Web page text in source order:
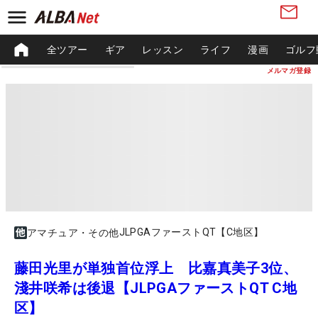
メルマガ登録
全ツアー ギア レッスン ライフ 漫画 ゴル
アマチュア・その他JLPGAファーストQT【C地区】
藤田光里が単独首位浮上 比嘉真美子3位、
淺井咲希は後退【JLPGAファーストQT C地
区】